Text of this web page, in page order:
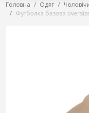
Головна Одяг
Футболка базова